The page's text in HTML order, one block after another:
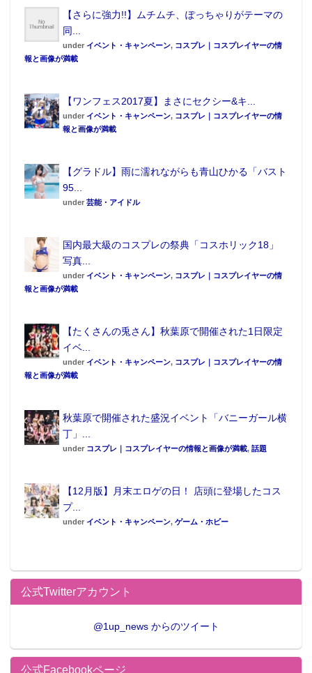
【さらに強力!!】ムチムチ、ぽっちゃりがテーマの
同...
under イベント・キャンペーン, コスプレ｜コスプレイヤーの情
報と画像が満載
【ワンフェス2017夏】まさにセクシー&キ...
under イベント・キャンペーン, コスプレ｜コスプレイヤーの情
報と画像が満載
【グラドル】雨に濡れながらも青山ひかる「バスト
95...
under 芸能・アイドル
国内最大級のコスプレの祭典「コスホリック18」
写真...
under イベント・キャンペーン, コスプレ｜コスプレイヤーの情
報と画像が満載
【たくさんの兎さん】秋葉原で開催された1日限定
イベ...
under イベント・キャンペーン, コスプレ｜コスプレイヤーの情
報と画像が満載
秋葉原で開催された盛況イベント「バニーガール横
丁」...
under コスプレ｜コスプレイヤーの情報と画像が満載, 話題
【12月版】月末エロゲの日！ 店頭に登場したコス
プ...
under イベント・キャンペーン, ゲーム・ホビー
公式Twitterアカウント
@1up_news からのツイート
公式Facebookページ